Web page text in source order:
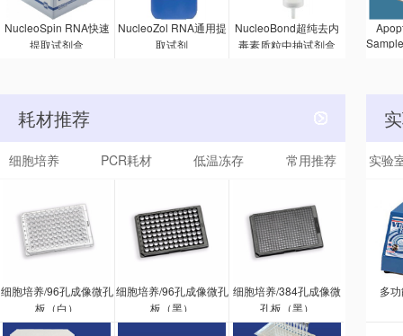
NucleoSpin RNA快速
提取试剂盒
NucleoZol RNA通用提
取试剂
NucleoBond超纯去内
毒素质粒中抽试剂盒
一抗
种抗
耗材推荐
细胞培养 PCR耗材 低温冻存 常用推荐
细胞培养/96孔成像微孔
板（白）
细胞培养/96孔成像微孔
板（黑）
细胞培养/384孔成像微
孔板（黑）
实验
多